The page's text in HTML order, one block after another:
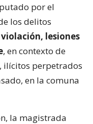
por el
los delitos
lesiones
, en contexto de
ilícitos perpetrados
en la comuna
la magistrada